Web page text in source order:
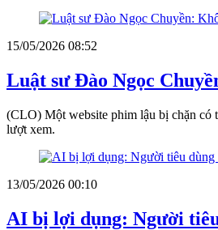
15/05/2026 08:52
Luật sư Đào Ngọc
(CLO) Một website phim lậu bị chặn có
lượt xem.
13/05/2026 00:10
AI bị lợi dụng: Người